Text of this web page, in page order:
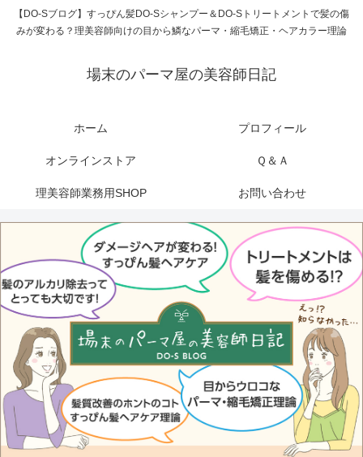
【DO-Sブログ】すっぴん髪DO-Sシャンプー＆DO-Sトリートメントで髪の傷
みが変わる？理美容師向けの目から鱗なパーマ・縮毛矯正・ヘアカラー理論
場末のパーマ屋の美容師日記
ホーム プロフィール
オンラインストア Ｑ＆Ａ
理美容師業務用SHOP お問い合わせ